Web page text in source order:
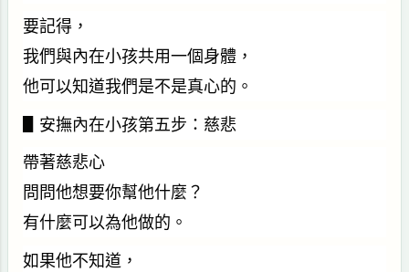
要記得，
我們與內在小孩共用一個身體，
他可以知道我們是不是真心的。
▋安撫內在小孩第五步：慈悲
帶著慈悲心
問問他想要你幫他什麼？
有什麼可以為他做的。
如果他不知道，